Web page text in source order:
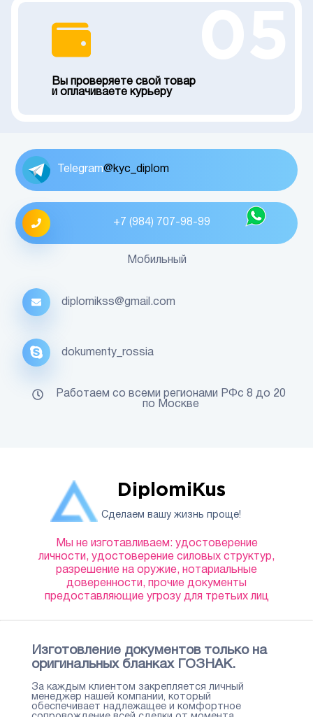
Вы проверяете свой товар
и оплачиваете курьеру
DiplomiKus
Сделаем вашу жизнь проще!
Мы не изготавливаем: удостоверение
личности, удостоверение силовых структур,
разрешение на оружие, нотариальные
доверенности, прочие документы
предоставляющие угрозу для третьих лиц
Изготовление документов только на
оригинальных бланках ГОЗНАК.
За каждым клиентом закрепляется личный
менеджер нашей компании, который
обеспечивает надлежащее и комфортное
Telegram@kyc_diplom
+7 (984) 707-98-99
Мобильный
diplomikss@gmail.com
dokumenty_rossia
Работаем со всеми регионами РФс 8 до 20
по Москве